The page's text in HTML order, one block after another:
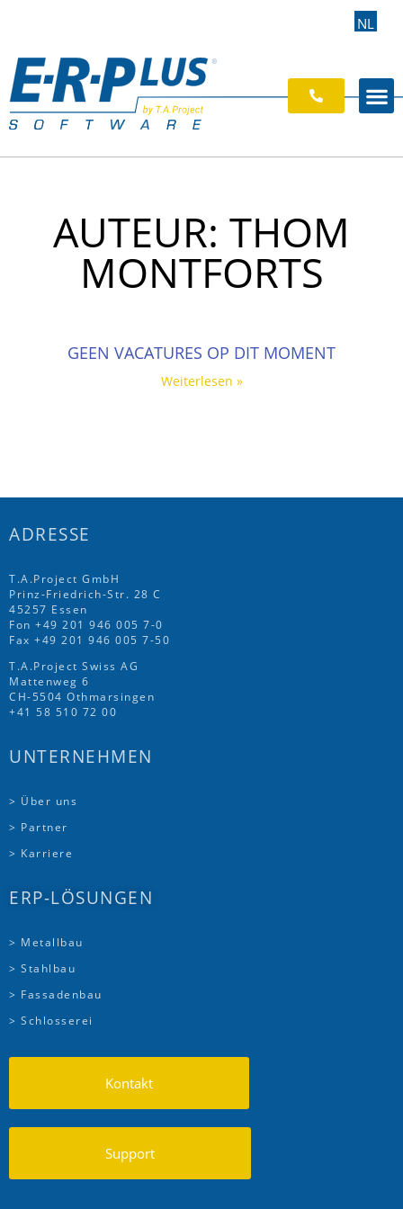
NL
AUTEUR: THOM
MONTFORTS
GEEN VACATURES OP DIT MOMENT
Weiterlesen »
ADRESSE
T.A.Project GmbH
Prinz-Friedrich-Str. 28 C
45257 Essen
Fon +49 201 946 005 7-0
Fax +49 201 946 005 7-50
T.A.Project Swiss AG
Mattenweg 6
CH-5504 Othmarsingen
+41 58 510 72 00
UNTERNEHMEN
> Über uns
> Partner
> Karriere
ERP-LÖSUNGEN
> Metallbau
> Stahlbau
> Fassadenbau
> Schlosserei
Kontakt
Support